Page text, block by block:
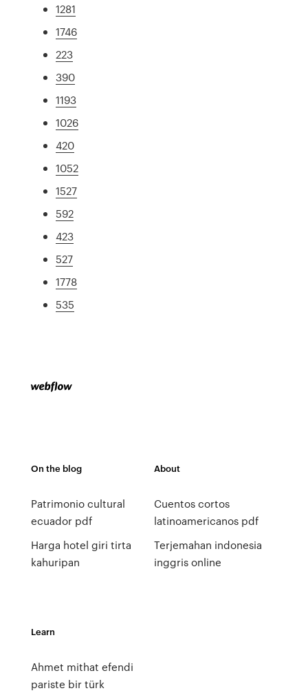
1281
1746
223
390
1193
1026
420
1052
1527
592
423
527
1778
535
On the blog
Patrimonio cultural
ecuador pdf
Harga hotel giri tirta
kahuripan
About
Cuentos cortos
latinoamericanos pdf
Terjemahan indonesia
inggris online
Learn
Ahmet mithat efendi
pariste bir türk